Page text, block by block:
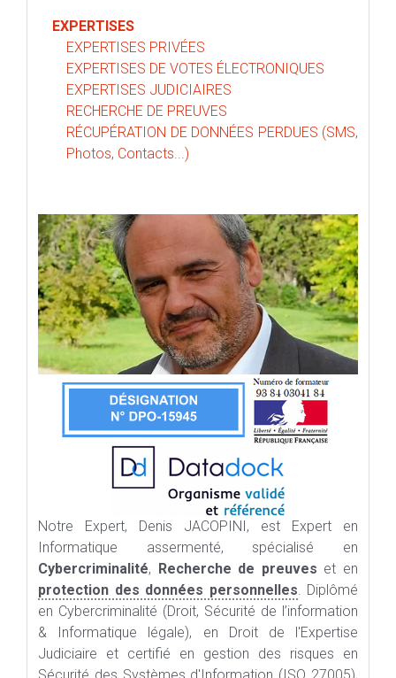
EXPERTISES
EXPERTISES PRIVÉES
EXPERTISES DE VOTES ÉLECTRONIQUES
EXPERTISES JUDICIAIRES
RECHERCHE DE PREUVES
RÉCUPÉRATION DE DONNÉES PERDUES (SMS,
Photos, Contacts...)
Notre Expert, Denis JACOPINI, est Expert en
Informatique assermenté, spécialisé en
Cybercriminalité, Recherche de preuves et en
protection des données personnelles. Diplômé
en Cybercriminalité (Droit, Sécurité de l’information
& Informatique légale), en Droit de l'Expertise
Judiciaire et certifié en gestion des risques en